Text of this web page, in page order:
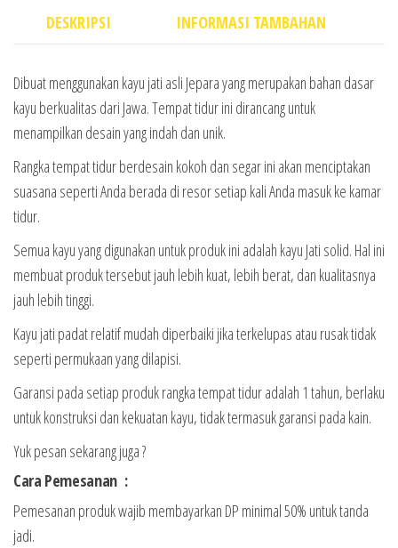
DESKRIPSI INFORMASI TAMBAHAN
Dibuat menggunakan kayu jati asli Jepara yang merupakan bahan dasar
kayu berkualitas dari Jawa. Tempat tidur ini dirancang untuk
menampilkan desain yang indah dan unik.
Rangka tempat tidur berdesain kokoh dan segar ini akan menciptakan
suasana seperti Anda berada di resor setiap kali Anda masuk ke kamar
tidur.
Semua kayu yang digunakan untuk produk ini adalah kayu Jati solid. Hal ini
membuat produk tersebut jauh lebih kuat, lebih berat, dan kualitasnya
jauh lebih tinggi.
Kayu jati padat relatif mudah diperbaiki jika terkelupas atau rusak tidak
seperti permukaan yang dilapisi.
Garansi pada setiap produk rangka tempat tidur adalah 1 tahun, berlaku
untuk konstruksi dan kekuatan kayu, tidak termasuk garansi pada kain.
Yuk pesan sekarang juga ?
Cara Pemesanan :
Pemesanan produk wajib membayarkan DP minimal 50% untuk tanda
jadi.